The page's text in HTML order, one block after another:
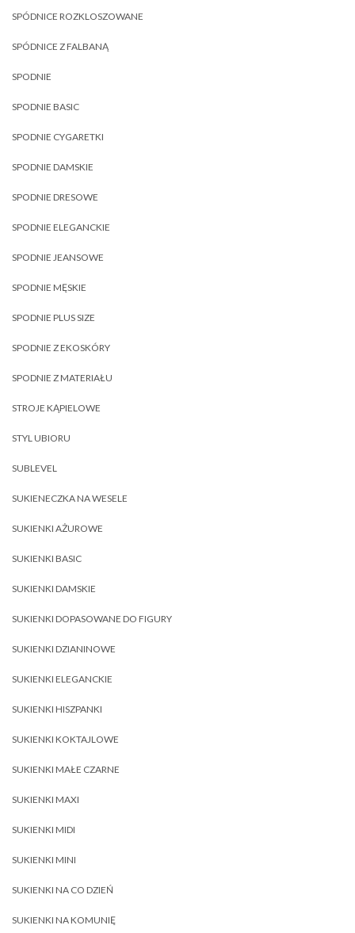
SPÓDNICE ROZKLOSZOWANE
SPÓDNICE Z FALBANĄ
SPODNIE
SPODNIE BASIC
SPODNIE CYGARETKI
SPODNIE DAMSKIE
SPODNIE DRESOWE
SPODNIE ELEGANCKIE
SPODNIE JEANSOWE
SPODNIE MĘSKIE
SPODNIE PLUS SIZE
SPODNIE Z EKOSKÓRY
SPODNIE Z MATERIAŁU
STROJE KĄPIELOWE
STYL UBIORU
SUBLEVEL
SUKIENECZKA NA WESELE
SUKIENKI AŻUROWE
SUKIENKI BASIC
SUKIENKI DAMSKIE
SUKIENKI DOPASOWANE DO FIGURY
SUKIENKI DZIANINOWE
SUKIENKI ELEGANCKIE
SUKIENKI HISZPANKI
SUKIENKI KOKTAJLOWE
SUKIENKI MAŁE CZARNE
SUKIENKI MAXI
SUKIENKI MIDI
SUKIENKI MINI
SUKIENKI NA CO DZIEŃ
SUKIENKI NA KOMUNIĘ